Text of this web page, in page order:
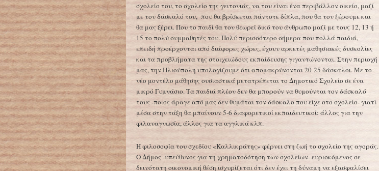
σχολείο του, το σχολείο της γειτονιάς, να του είναι ένα περιβάλλον οικείο, μαζί
με τον δάσκαλό του, που θα βρίσκεται πάντοτε δίπλα, που θα τον ξέρουμε και
θα μας ξέρει. Που το παιδί θα τον θεωρεί δικό του άνθρωπο μαζί με τους 12, 13 ή
15 το πολύ συμμαθητές του. Πολύ περισσότερο σήμερα που πολλά παιδιά,
επειδή προέρχονται από διάφορες χώρες, έχουν αρκετές μαθησιακές δυσκολίες
και τα προβλήματα της στοιχειώδους εκπαίδευσης γιγαντώνονται. Στην περιοχή
μας, την Ηλιούπολη υπολογίζουμε ότι απομακρύνονται 20-25 δάσκαλοι. Με το
νέο μοντέλο μάθησης ουσιαστικά μετατρέπεται το Δημοτικό Σχολείο σε ένα
μικρό Γυμνάσιο. Τα παιδιά πλέον δεν θα μπορούν να θυμούνται τον δάσκαλό
τους -ποιος άραγε από μας δεν θυμάται τον δάσκαλο που είχε στο σχολείο- γιατί
μέσα στην τάξη θα μπαίνουν 5-6 διαφορετικοί εκπαιδευτικοί: άλλος για την
φιλαναγνωσία, άλλος για τα αγγλικά κλπ.
Η φιλοσοφία του σχεδίου «Καλλικράτης» φέρνει στη ζωή το σχολείο της αγοράς.
Ο Δήμος -υπεύθυνος για τη χρηματοδότηση των σχολείων- ευρισκόμενος σε
δεινότατη οικονομική θέση ισχυρίζεται ότι δεν έχει τη δύναμη να εξασφαλίσει